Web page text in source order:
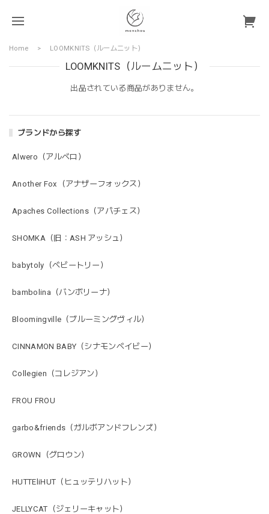
ブランドから探す
Alwero（アルベロ）
Another Fox（アナザーフォックス）
Apaches Collections（アパチェス）
SHOMKA（旧：ASH アッシュ）
babytoly（ベビートリー）
bambolina（バンボリーナ）
Bloomingville（ブルーミングヴィル）
CINNAMON BABY（シナモンベイビー）
Collegien（コレジアン）
FROU FROU
garbo&friends（ガルボアンドフレンズ）
GROWN（グロウン）
HUTTEliHUT（ヒュッテリハット）
JELLYCAT（ジェリーキャット）
Home LOOMKNITS（ルームニット）
LOOMKNITS（ルームニット）
出品されている商品がありません。